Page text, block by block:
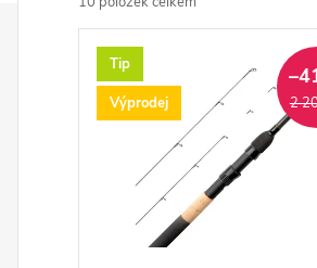
z
e
n
V
ý
Tip
Výprodej
2